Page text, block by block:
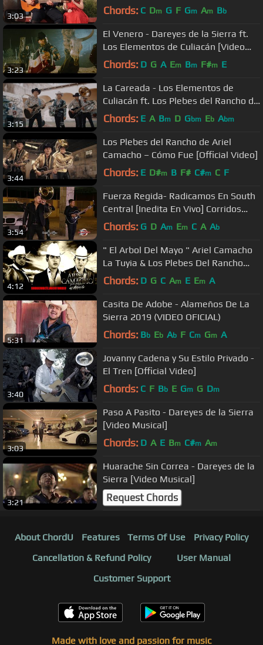
3:03 Chords: C Dm G F Gm Am Bb
3:23
El Venero - Dareyes de la Sierra ft.
Los Elementos de Culiacán [Video
Musical]
Chords: D G A Em Bm F#m E
3:15
La Careada - Los Elementos de
Culiacán ft. Los Plebes del Rancho de
Ariel Camacho [Video Musical]
Chords: E A Bm D Gbm Eb Abm
3:44
Los Plebes del Rancho de Ariel
Camacho – Cómo Fue [Official Video]
Chords: E D#m B F# C#m C F
3:54
Fuerza Regida- Radicamos En South
Central [Inedita En Vivo] Corridos
2018
Chords: G D Am Em C A Ab
4:12
" El Arbol Del Mayo " Ariel Camacho
La Tuyia & Los Plebes Del Rancho
2014
Chords: D G C Am E Em A
5:31
Casita De Adobe - Alameños De La
Sierra 2019 (VIDEO OFICIAL)
Chords: Bb Eb Ab F Cm Gm A
3:40
Jovanny Cadena y Su Estilo Privado -
El Tren [Official Video]
Chords: C F Bb E Gm G Dm
3:03
Paso A Pasito - Dareyes de la Sierra
[Video Musical]
Chords: D A E Bm C#m Am
3:21
Huarache Sin Correa - Dareyes de la
Sierra [Video Musical]
Request Chords
About ChordU Features Terms Of Use
Privacy Policy
Cancellation & Refund Policy
User Manual
Customer Support
Made with love and passion for music